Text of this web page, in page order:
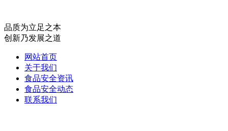
品质为立足之本
创新乃发展之道
网站首页
关于我们
食品安全资讯
食品安全动态
联系我们